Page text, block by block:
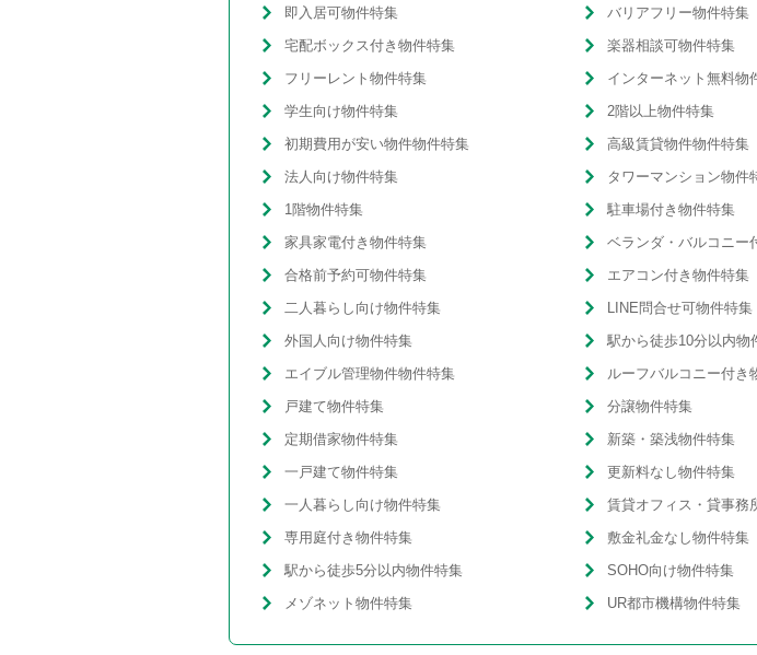
即入居可物件特集
バリアフリー物件特集
宅配ボックス付き物件特集
楽器相談可物件特集
フリーレント物件特集
インターネット無料物
学生向け物件特集
2階以上物件特集
初期費用が安い物件物件特集
高級賃貸物件物件特集
法人向け物件特集
タワーマンション物件
1階物件特集
駐車場付き物件特集
家具家電付き物件特集
ベランダ・バルコニー
合格前予約可物件特集
エアコン付き物件特集
二人暮らし向け物件特集
LINE問合せ可物件特集
外国人向け物件特集
駅から徒歩10分以内物
エイブル管理物件物件特集
ルーフバルコニー付き
戸建て物件特集
分譲物件特集
定期借家物件特集
新築・築浅物件特集
一戸建て物件特集
更新料なし物件特集
一人暮らし向け物件特集
賃貸オフィス・貸事務
専用庭付き物件特集
敷金礼金なし物件特集
駅から徒歩5分以内物件特集
SOHO向け物件特集
メゾネット物件特集
UR都市機構物件特集